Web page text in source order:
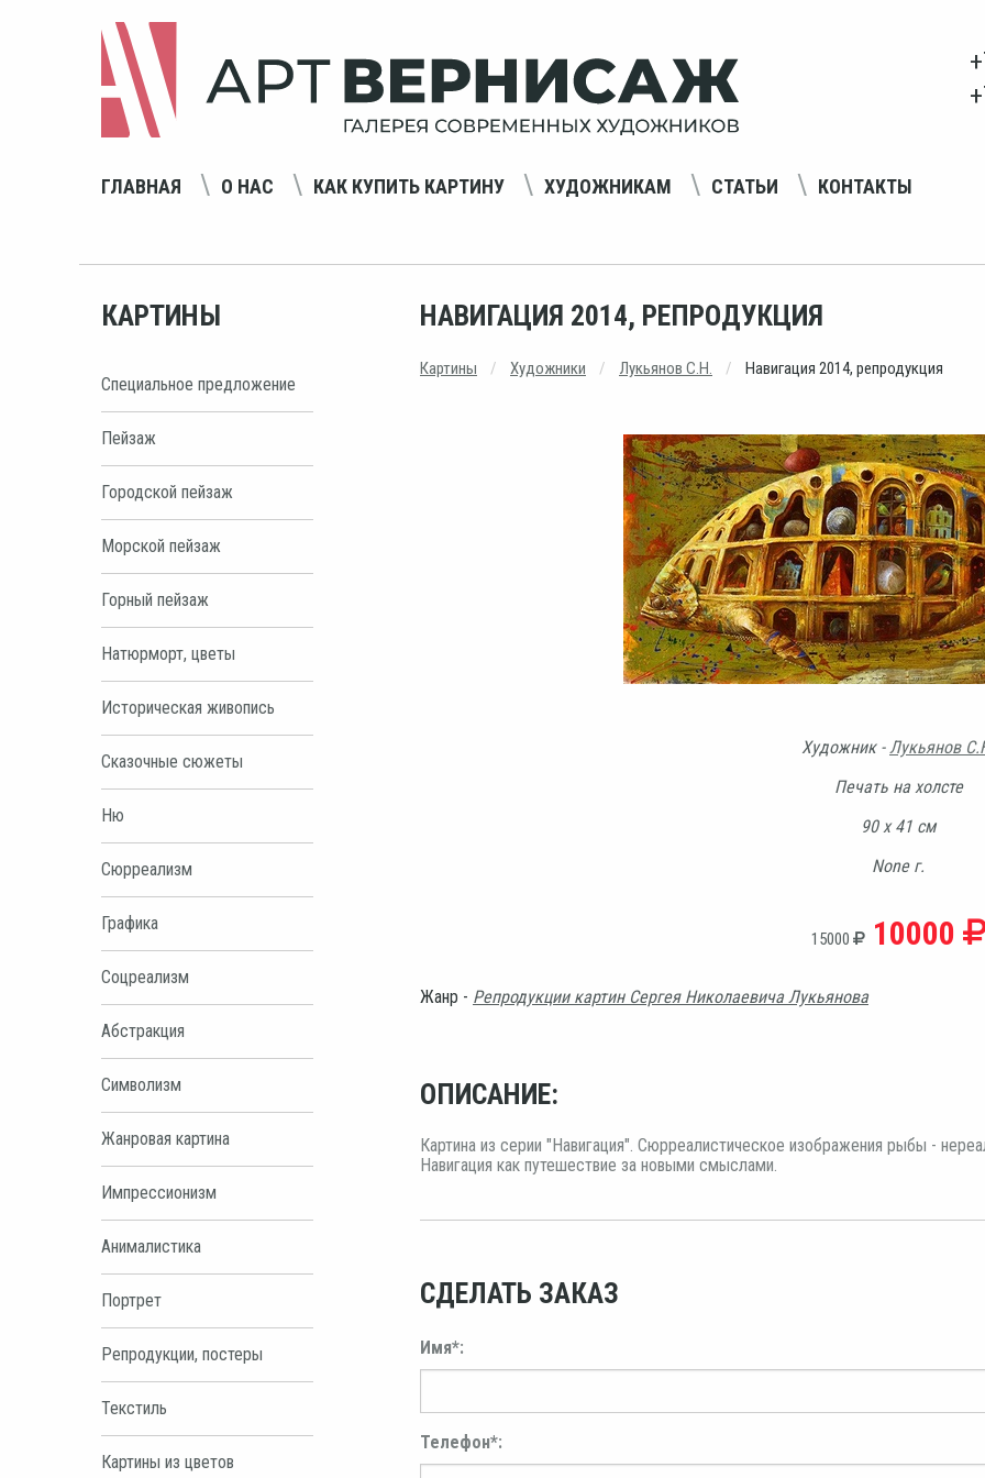
ГЛАВНАЯ О НАС КАК КУПИТЬ КАРТИНУ ХУДОЖНИКАМ СТАТЬИ КОНТАКТЫ
КАРТИНЫ
Специальное предложение
Пейзаж
Городской пейзаж
Морской пейзаж
Горный пейзаж
Натюрморт, цветы
Историческая живопись
Сказочные сюжеты
Ню
Сюрреализм
Графика
Соцреализм
Абстракция
Символизм
Жанровая картина
Импрессионизм
Анималистика
Портрет
Репродукции, постеры
Текстиль
Картины из цветов
НАВИГАЦИЯ 2014, РЕПРОДУКЦИЯ
Картины Художники Лукьянов С.Н. Навигация 2014, репродукция
Художник - Лукьянов
Печать на холсте
90 х 41 см
None г.
15000 10000
Жанр - Репродукции картин Сергея Николаевича Лукьянова
ОПИСАНИЕ:
Картина из серии "Навигация". Сюрреалистическое изображения рыбы -
Навигация как путешествие за новыми смыслами.
СДЕЛАТЬ ЗАКАЗ
Имя*:
Телефон*: